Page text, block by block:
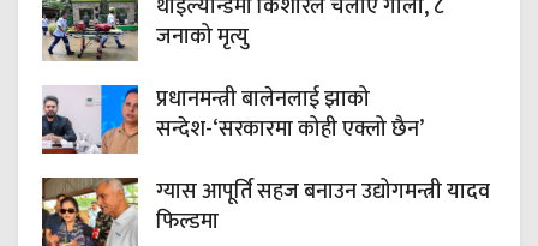
जनाको मृत्यु
प्रधानमन्त्री बालेनलाई झाको
सन्देश-‘सरकारमा कोही एक्लो छैन’
ग्यास आपूर्ति सहज बनाउन उद्योगमन्त्री यादव
फिल्डमा